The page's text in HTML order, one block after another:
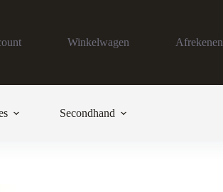
Winkelwagen Afrekenen
Secondhand